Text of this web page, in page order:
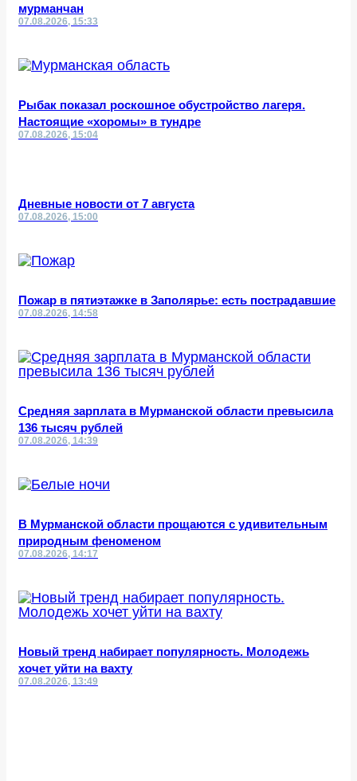
мурманчан
07.08.2026, 15:33
Рыбак показал роскошное обустройство лагеря.
Настоящие «хоромы» в тундре
07.08.2026, 15:04
Дневные новости от 7 августа
07.08.2026, 15:00
Пожар в пятиэтажке в Заполярье: есть пострадавшие
07.08.2026, 14:58
Средняя зарплата в Мурманской области превысила
136 тысяч рублей
07.08.2026, 14:39
В Мурманской области прощаются с удивительным
природным феноменом
07.08.2026, 14:17
Новый тренд набирает популярность. Молодежь
хочет уйти на вахту
07.08.2026, 13:49